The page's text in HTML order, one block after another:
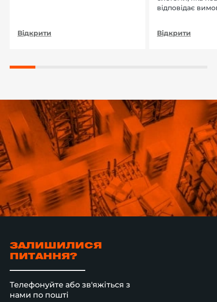
Відкрити
відповідає
Відкрити
ЗАЛИШИЛИСЯ
ПИТАННЯ?
Телефонуйте або зв'яжіться з
нами по пошті